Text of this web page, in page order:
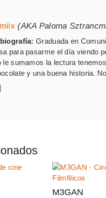
(AKA Paloma
Graduada en
para pasarme el día viendo
le sumamos la lectura
y una buena historia.
M3GAN